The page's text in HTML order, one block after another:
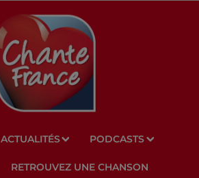
ACTUALITÉS PODCASTS
RETROUVEZ UNE CHANSON